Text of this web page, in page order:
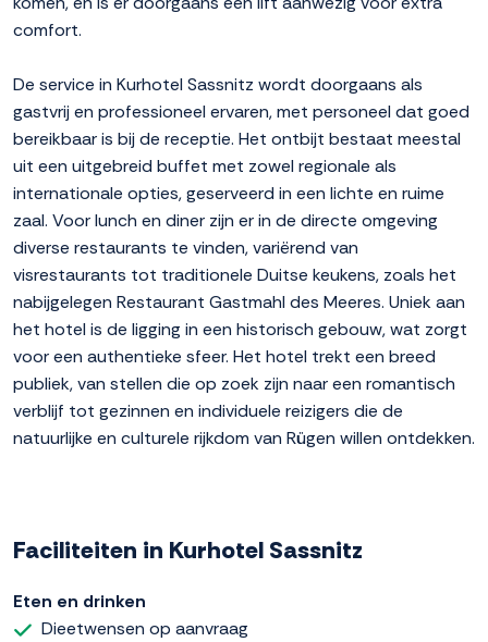
comfort.
De service in Kurhotel Sassnitz wordt doorgaans als
gastvrij en professioneel ervaren, met personeel dat goed
bereikbaar is bij de receptie. Het ontbijt bestaat meestal
uit een uitgebreid buffet met zowel regionale als
internationale opties, geserveerd in een lichte en ruime
zaal. Voor lunch en diner zijn er in de directe omgeving
diverse restaurants te vinden, variërend van
visrestaurants tot traditionele Duitse keukens, zoals het
nabijgelegen Restaurant Gastmahl des Meeres. Uniek aan
het hotel is de ligging in een historisch gebouw, wat zorgt
voor een authentieke sfeer. Het hotel trekt een breed
publiek, van stellen die op zoek zijn naar een romantisch
verblijf tot gezinnen en individuele reizigers die de
natuurlijke en culturele rijkdom van Rügen willen ontdekken.
Faciliteiten in Kurhotel Sassnitz
Eten en drinken
Dieetwensen op aanvraag